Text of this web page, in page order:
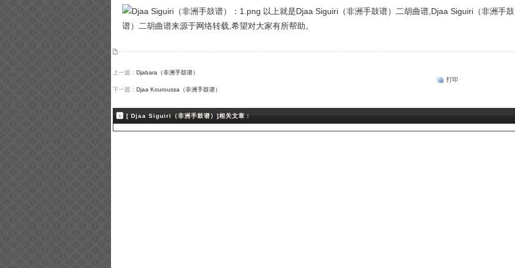
以上就是Djaa Siguiri（非洲手鼓谱）二胡曲谱,Djaa Siguiri（非洲手鼓
谱）二胡曲谱来源于网络转载,希望对大家有所帮助。
上一篇： Djabara（非洲手鼓谱）
下一篇： Djaa Kouroussa（非洲手鼓谱）
打印
[ Djaa Siguiri（非洲手鼓谱）]相关文章：